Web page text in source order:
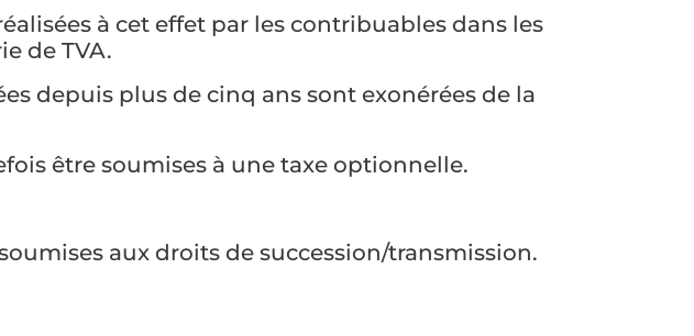
à cet effet par les contribuables dans les
de TVA.
depuis plus de cinq ans sont exonérées de la
être soumises à une taxe optionnelle.
aux droits de succession/transmission.